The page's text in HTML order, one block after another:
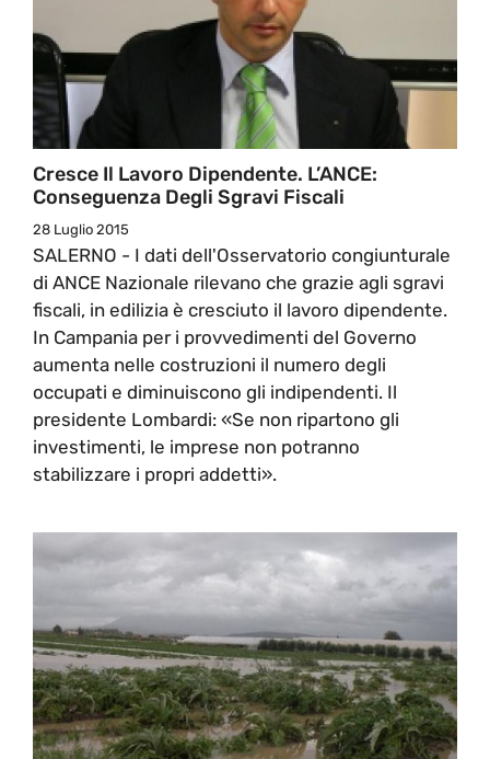
Cresce Il Lavoro Dipendente. L’ANCE:
Conseguenza Degli Sgravi Fiscali
28 Luglio 2015
SALERNO - I dati dell'Osservatorio congiunturale
di ANCE Nazionale rilevano che grazie agli sgravi
fiscali, in edilizia è cresciuto il lavoro dipendente.
In Campania per i provvedimenti del Governo
aumenta nelle costruzioni il numero degli
occupati e diminuiscono gli indipendenti. Il
presidente Lombardi: «Se non ripartono gli
investimenti, le imprese non potranno
stabilizzare i propri addetti».